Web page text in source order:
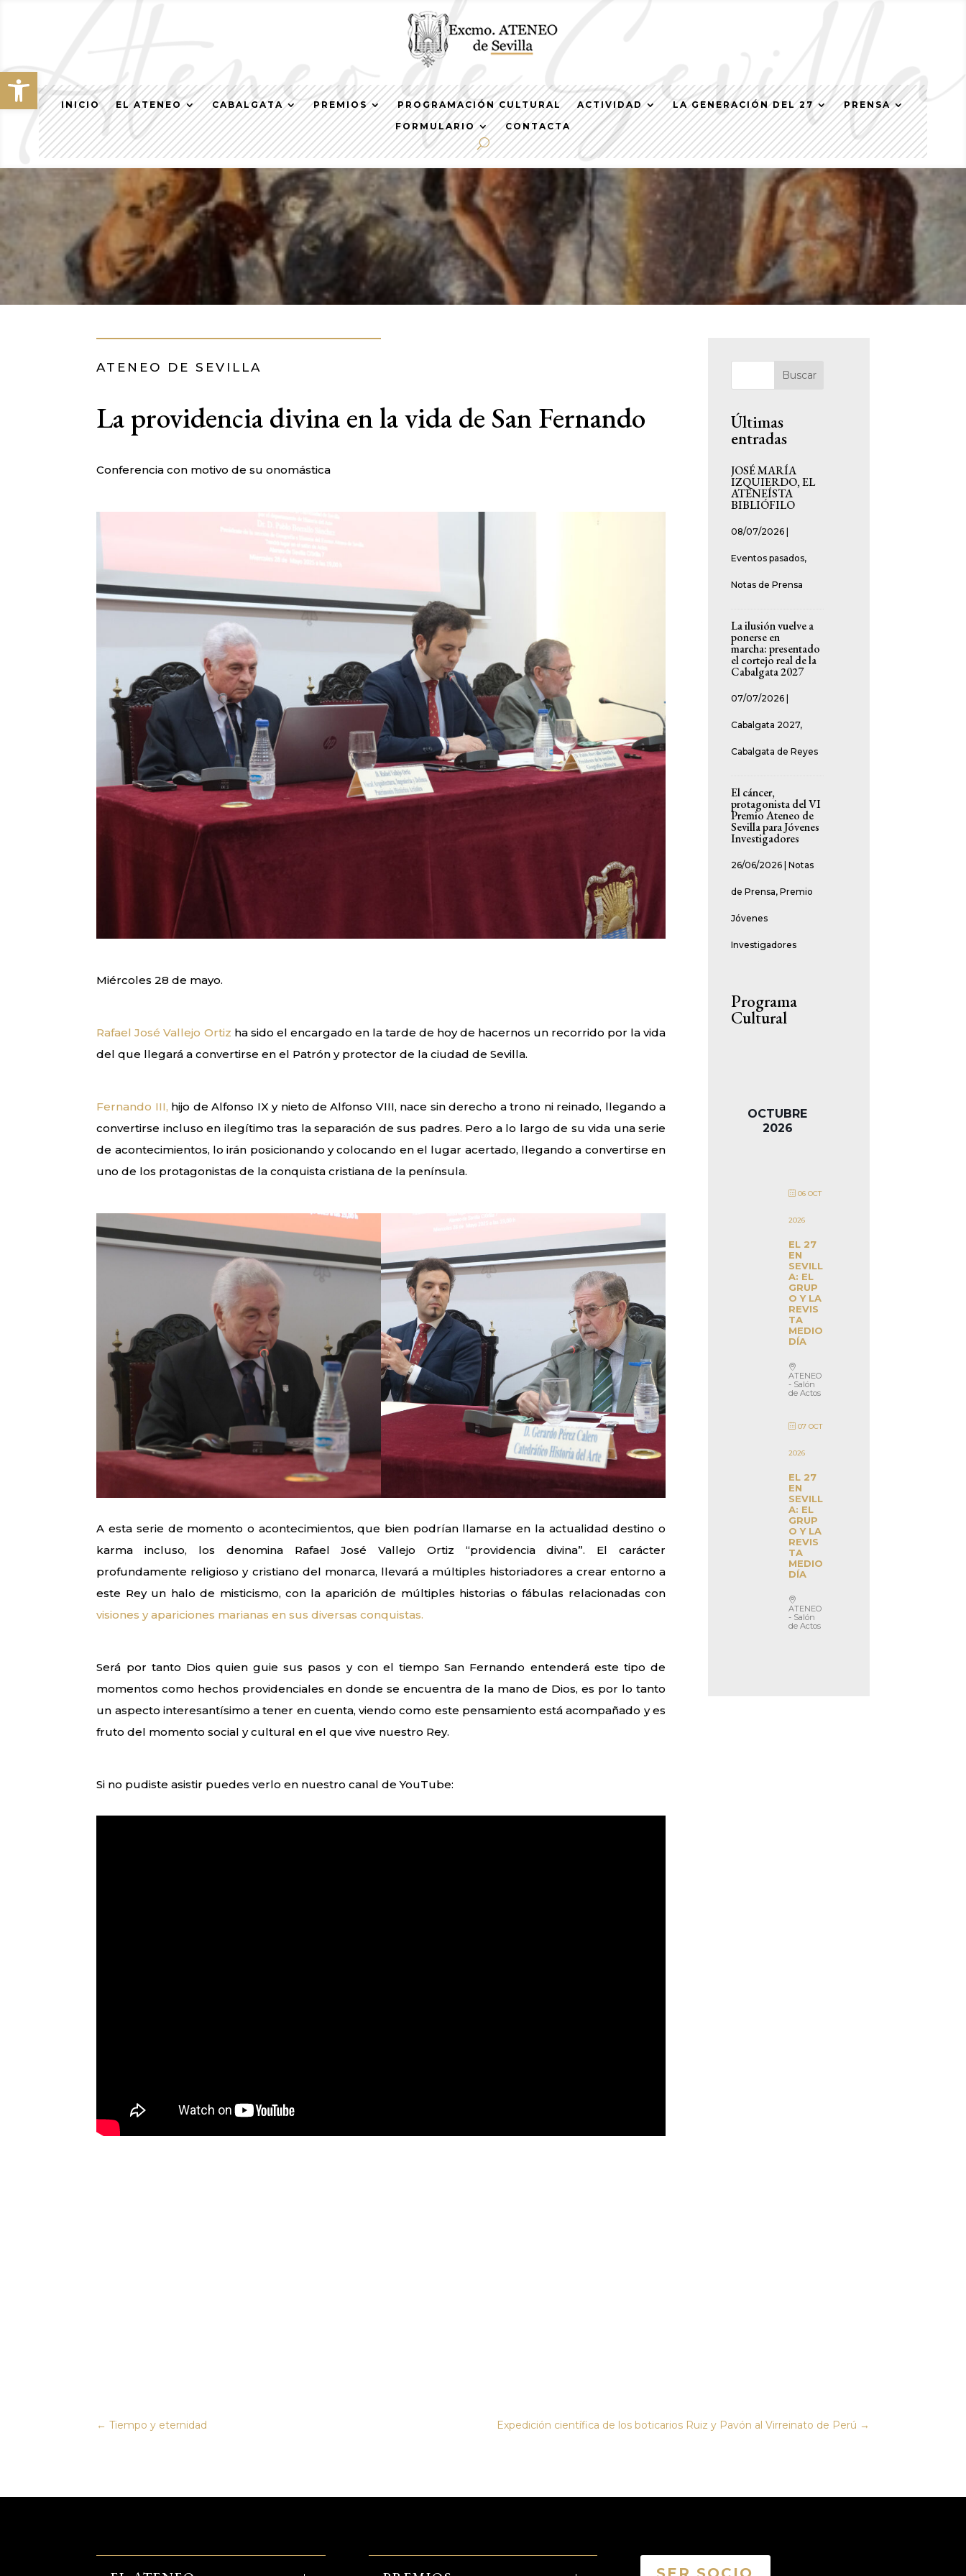
Abrir barra de herramientas
INICIO EL ATENEO CABALGATA PREMIOS PROGRAMACIÓN CULTURAL ACTIVIDAD LA GENERACIÓN DEL 27
PRENSA
FORMULARIO
CONTACTA
ATENEO DE SEVILLA
La providencia divina en la vida de San Fernando
Conferencia con motivo de su onomástica
Miércoles 28 de mayo.
Rafael José Vallejo Ortiz ha sido el encargado en la tarde de hoy de hacernos un recorrido por la vida
del que llegará a convertirse en el Patrón y protector de la ciudad de Sevilla.
Fernando III, hijo de Alfonso IX y nieto de Alfonso VIII, nace sin derecho a trono ni reinado, llegando a
convertirse incluso en ilegítimo tras la separación de sus padres. Pero a lo largo de su vida una serie
de acontecimientos, lo irán posicionando y colocando en el lugar acertado, llegando a convertirse en
uno de los protagonistas de la conquista cristiana de la península.
A esta serie de momento o acontecimientos, que bien podrían llamarse en la actualidad destino o
karma incluso, los denomina Rafael José Vallejo Ortiz “providencia divina”. El carácter
profundamente religioso y cristiano del monarca, llevará a múltiples historiadores a crear entorno a
este Rey un halo de misticismo, con la aparición de múltiples historias o fábulas relacionadas con
visiones y apariciones marianas en sus diversas conquistas.
Será por tanto Dios quien guie sus pasos y con el tiempo San Fernando entenderá este tipo de
momentos como hechos providenciales en donde se encuentra de la mano de Dios, es por lo tanto
un aspecto interesantísimo a tener en cuenta, viendo como este pensamiento está acompañado y es
fruto del momento social y cultural en el que vive nuestro Rey.
Si no pudiste asistir puedes verlo en nuestro canal de YouTube:
Buscar
Últimas
entradas
JOSÉ MARÍA
IZQUIERDO, EL
ATENEÍSTA
BIBLIÓFILO
08/07/2026
Eventos pasados,
Notas de Prensa
La ilusión vuelve a
ponerse en
marcha: presentado
el cortejo real de la
Cabalgata 2027
07/07/2026
Cabalgata 2027,
Cabalgata de Reyes
El cáncer,
protagonista del VI
Premio Ateneo de
Sevilla para Jóvenes
Investigadores
26/06/2026 |Notas
de Prensa,Premio
Jóvenes
Investigadores
Programa
Cultural
OCTUBRE
2026
06 OCT
2026
EL 27
EN
SEVILL
A: EL
GRUP
O Y LA
REVIS
TA
MEDIO
DÍA
ATENEO
- Salón
de Actos
07 OCT
2026
EL 27
EN
SEVILL
A: EL
GRUP
O Y LA
REVIS
TA
MEDIO
DÍA
ATENEO
- Salón
de Actos
←Tiempo y eternidad Expedición científica de los boticarios Ruiz y Pavón al Virreinato de Perú →